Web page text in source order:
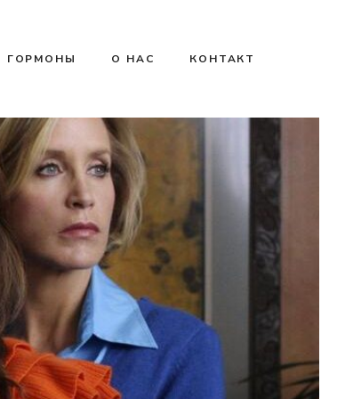
ГОРМОНЫ О НАС КОНТАКТ